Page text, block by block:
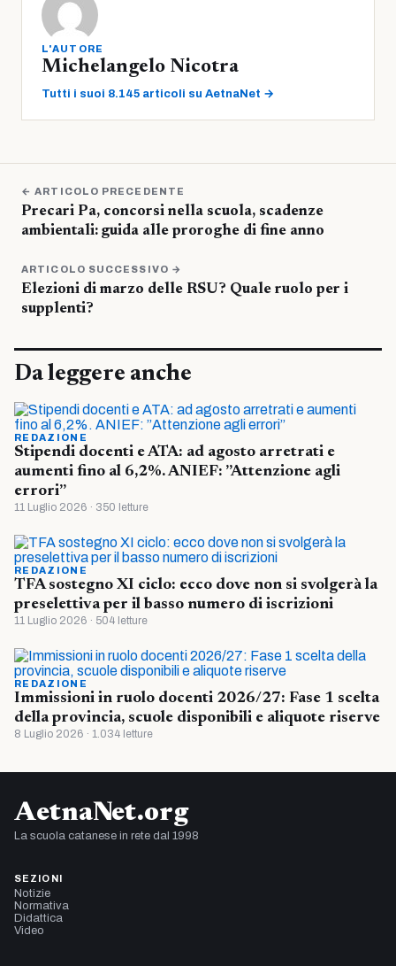
L'AUTORE
Michelangelo Nicotra
Tutti i suoi 8.145 articoli su AetnaNet →
← ARTICOLO PRECEDENTE
Precari Pa, concorsi nella scuola, scadenze
ambientali: guida alle proroghe di fine anno
ARTICOLO SUCCESSIVO →
Elezioni di marzo delle RSU? Quale ruolo per i
supplenti?
Da leggere anche
REDAZIONE
Stipendi docenti e ATA: ad agosto arretrati e
aumenti fino al 6,2%. ANIEF: ”Attenzione agli
errori”
11 Luglio 2026 · 350 letture
REDAZIONE
TFA sostegno XI ciclo: ecco dove non si svolgerà la
preselettiva per il basso numero di iscrizioni
11 Luglio 2026 · 504 letture
REDAZIONE
Immissioni in ruolo docenti 2026/27: Fase 1 scelta
della provincia, scuole disponibili e aliquote riserve
8 Luglio 2026 · 1.034 letture
AetnaNet.org
La scuola catanese in rete dal 1998
SEZIONI
Notizie
Normativa
Didattica
Video